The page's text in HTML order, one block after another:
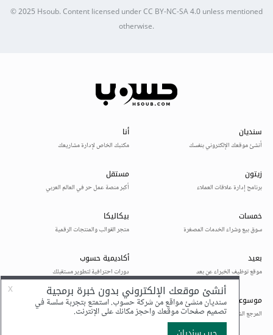
© 2025Hsoub.Content licensed underCC BY-NC-SA 4.0unless mentioned
otherwise.